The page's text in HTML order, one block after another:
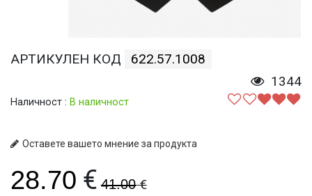
АРТИКУЛЕН КОД
622.57.1008
1344
Наличност : В наличност
Оставете вашето мнение за продукта
28.70 € 41.00€